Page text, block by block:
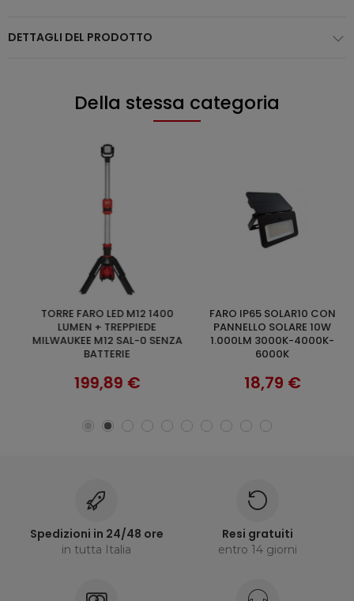
DETTAGLI DEL PRODOTTO
Della stessa categoria
AGGIUNGI AL CARRELLO
LUMEN + TREPPIEDE
MILWAUKEE M12 SAL-0 SENZA
BATTERIE
199,89 €
AGGIUNGI AL CARRELLO
PANNELLO SOLARE 10W
1.000LM 3000K-4000K-
6000K
18,79 €
Spedizioni in 24/48 ore
in tutta Italia
Resi gratuiti
entro 14 giorni